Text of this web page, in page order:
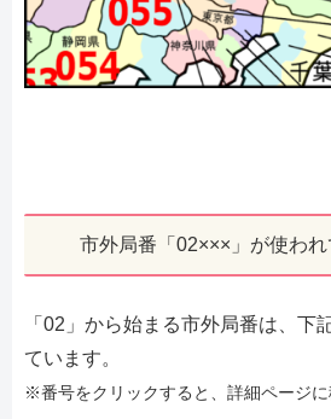
市外局番「02×××」が使わ
「02」から始まる市外局番は、下
ています。
※番号をクリックすると、詳細ページに